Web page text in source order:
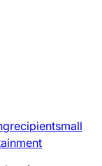
recipientsmall